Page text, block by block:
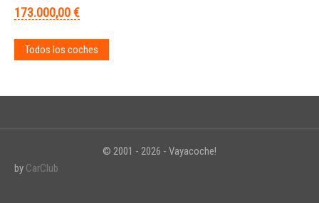
173.000,00 €
Todos los coches
© 2001 - 2026 - Vayacoche!
by CarClub